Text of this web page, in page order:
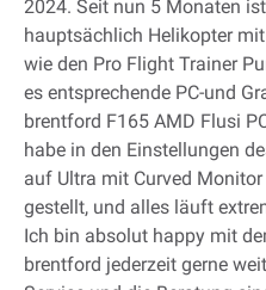
2024. Seit nun 5 Monaten
hauptsächlich Helikopter
wie den Pro Flight Trainer
es entsprechende PC-und
brentford F165 AMD Flusi
habe in den Einstellungen
auf Ultra mit Curved
gestellt, und alles läuft
Ich bin absolut happy mit
brentford jederzeit gerne